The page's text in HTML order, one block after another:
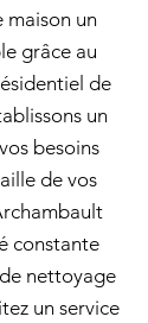
maison un
grâce au
de
un
besoins
de vos
constante
nettoyage
un service